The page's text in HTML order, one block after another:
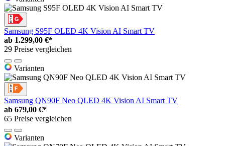
Samsung S95F OLED 4K Vision AI Smart TV
ab 1.299,00 €*
29 Preise vergleichen
Varianten
Samsung QN90F Neo QLED 4K Vision AI Smart TV
ab 679,00 €*
65 Preise vergleichen
Varianten